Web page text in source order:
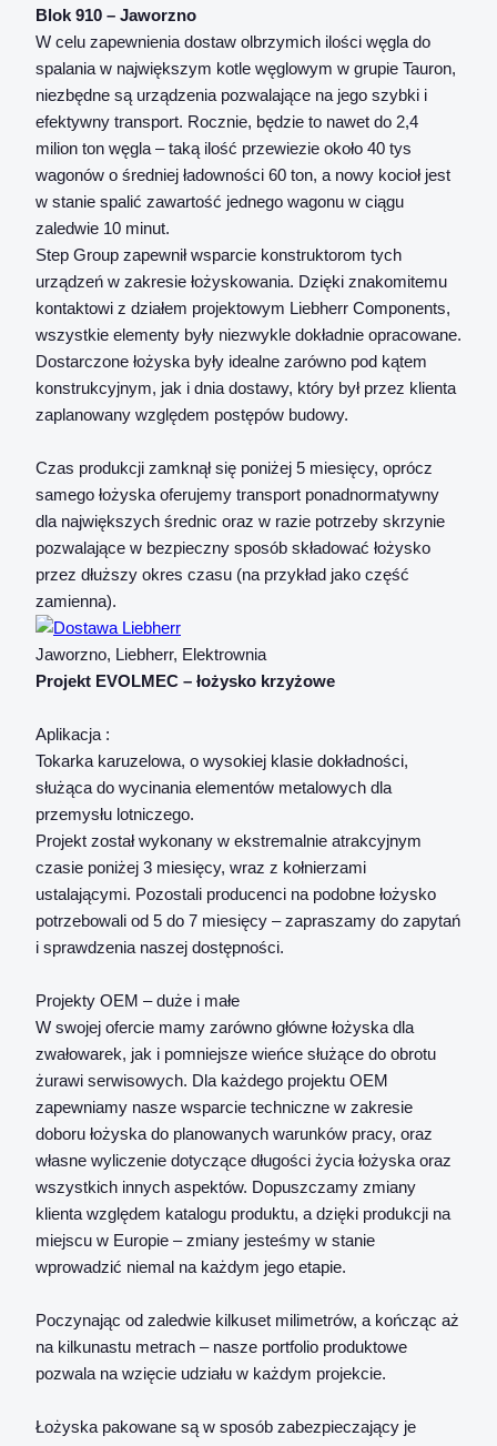
Blok 910 – Jaworzno
W celu zapewnienia dostaw olbrzymich ilości węgla do
spalania w największym kotle węglowym w grupie Tauron,
niezbędne są urządzenia pozwalające na jego szybki i
efektywny transport. Rocznie, będzie to nawet do 2,4
milion ton węgla – taką ilość przewiezie około 40 tys
wagonów o średniej ładowności 60 ton, a nowy kocioł jest
w stanie spalić zawartość jednego wagonu w ciągu
zaledwie 10 minut.
Step Group zapewnił wsparcie konstruktorom tych
urządzeń w zakresie łożyskowania. Dzięki znakomitemu
kontaktowi z działem projektowym Liebherr Components,
wszystkie elementy były niezwykle dokładnie opracowane.
Dostarczone łożyska były idealne zarówno pod kątem
konstrukcyjnym, jak i dnia dostawy, który był przez klienta
zaplanowany względem postępów budowy.
Czas produkcji zamknął się poniżej 5 miesięcy, oprócz
samego łożyska oferujemy transport ponadnormatywny
dla największych średnic oraz w razie potrzeby skrzynie
pozwalające w bezpieczny sposób składować łożysko
przez dłuższy okres czasu (na przykład jako część
zamienna).
Jaworzno, Liebherr, Elektrownia
Projekt EVOLMEC – łożysko krzyżowe
Aplikacja :
Tokarka karuzelowa, o wysokiej klasie dokładności,
służąca do wycinania elementów metalowych dla
przemysłu lotniczego.
Projekt został wykonany w ekstremalnie atrakcyjnym
czasie poniżej 3 miesięcy, wraz z kołnierzami
ustalającymi. Pozostali producenci na podobne łożysko
potrzebowali od 5 do 7 miesięcy – zapraszamy do zapytań
i sprawdzenia naszej dostępności.
Projekty OEM – duże i małe
W swojej ofercie mamy zarówno główne łożyska dla
zwałowarek, jak i pomniejsze wieńce służące do obrotu
żurawi serwisowych. Dla każdego projektu OEM
zapewniamy nasze wsparcie techniczne w zakresie
doboru łożyska do planowanych warunków pracy, oraz
własne wyliczenie dotyczące długości życia łożyska oraz
wszystkich innych aspektów. Dopuszczamy zmiany
klienta względem katalogu produktu, a dzięki produkcji na
miejscu w Europie – zmiany jesteśmy w stanie
wprowadzić niemal na każdym jego etapie.
Poczynając od zaledwie kilkuset milimetrów, a kończąc aż
na kilkunastu metrach – nasze portfolio produktowe
pozwala na wzięcie udziału w każdym projekcie.
Łożyska pakowane są w sposób zabezpieczający je